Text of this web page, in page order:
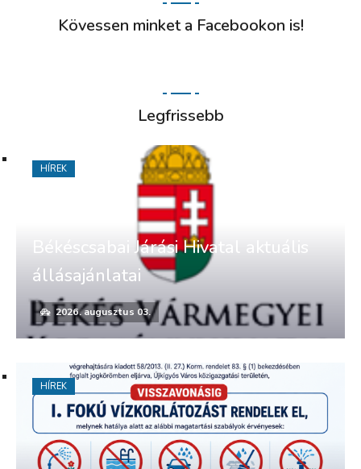
Kövessen minket a Facebookon is!
Legfrissebb
Békéscsabai Járási Hivatal aktuális
állásajánlatai
2026. augusztus 03.
HÍREK
HÍREK